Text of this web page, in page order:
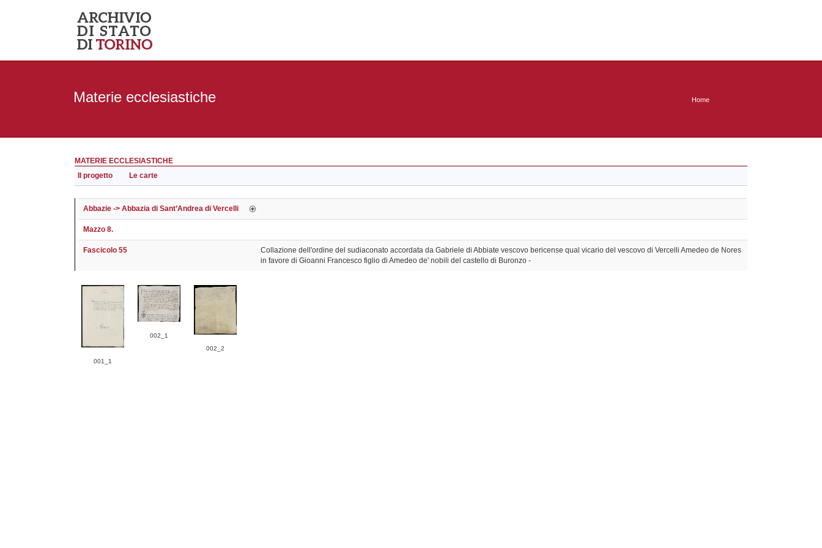
Materie ecclesiastiche Home
MATERIE ECCLESIASTICHE
Il progetto
Le carte
Abbazie -> Abbazia di Sant’Andrea di Vercelli
Mazzo 8.
Fascicolo 55
Collazione dell'ordine del sudiaconato accordata da Gabriele di Abbiate vescovo bericense qual vicario del vescovo di Vercelli Amedeo de Nores
in favore di Gioanni Francesco figlio di Amedeo de' nobili del castello di Buronzo -
001_1
002_1
002_2